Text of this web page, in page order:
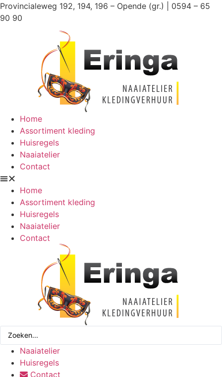
Ga
naar
Provincialeweg 192, 194, 196 – Opende (gr.) | 0594 – 65
90 90
Home
Assortiment kleding
Huisregels
Naaiatelier
Contact
Home
Assortiment kleding
Huisregels
Naaiatelier
Contact
Search
Naaiatelier
Huisregels
Contact